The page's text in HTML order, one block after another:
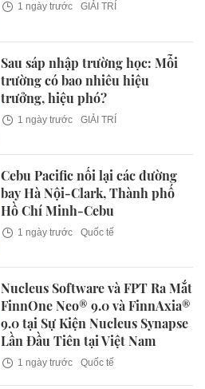
1 ngày trước GIẢI TRÍ
Sau sáp nhập trường học: Mỗi
trường có bao nhiêu hiệu
trưởng, hiệu phó?
1 ngày trước GIẢI TRÍ
Cebu Pacific nối lại các đường
bay Hà Nội-Clark, Thành phố
Hồ Chí Minh-Cebu
1 ngày trước Quốc tế
Nucleus Software và FPT Ra Mắt
FinnOne Neo® 9.0 và FinnAxia®
9.0 tại Sự Kiện Nucleus Synapse
Lần Đầu Tiên tại Việt Nam
1 ngày trước Quốc tế